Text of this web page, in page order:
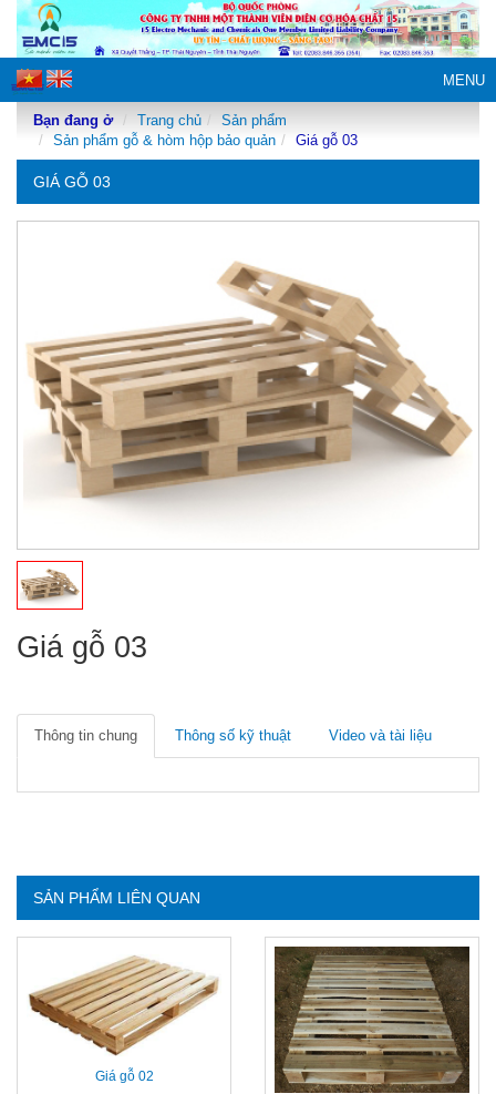
MENU
Bạn đang ở Trang chủ
Sản phẩm
Sản phẩm gỗ & hòm hộp bảo quản
Giá gỗ 03
GIÁ GỖ 03
Giá gỗ 03
Thông tin chung Thông số kỹ thuật Video và tài liệu
SẢN PHẨM LIÊN QUAN
Giá gỗ 02